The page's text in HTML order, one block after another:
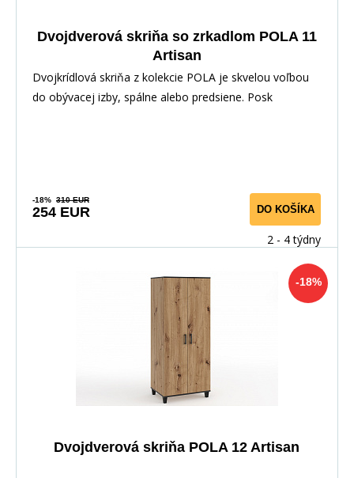
Dvojdverová skriňa so zrkadlom POLA 11
Artisan
Dvojkrídlová skriňa z kolekcie POLA je skvelou voľbou
do obývacej izby, spálne alebo predsiene. Posk
-18% 310 EUR
254 EUR DO KOŠÍKA
2 - 4 týdny
-18%
Dvojdverová skriňa POLA 12 Artisan